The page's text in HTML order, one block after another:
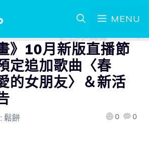
MENU
》10月新版直播節
定追加歌曲〈春
的女朋友〉＆新活
鬆餅 0 0